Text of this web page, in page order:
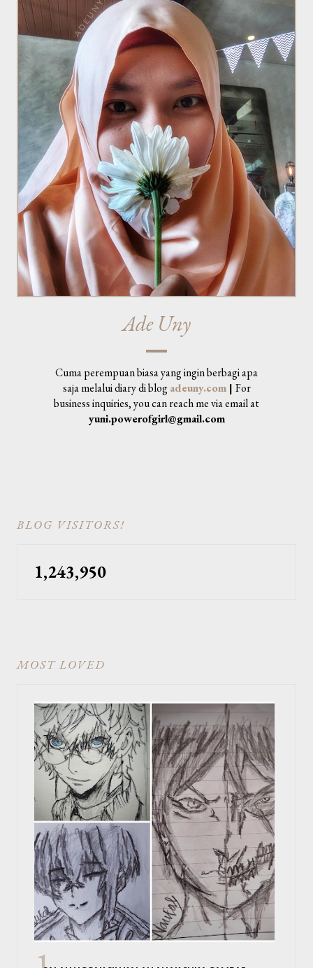
Ade Uny
Cuma perempuan biasa yang ingin berbagi apa
saja melalui diary di blogadeuny.com| For
business inquiries, you can reach me via email at
yuni.powerofgirl@gmail.com
BLOG VISITORS!
1,243,950
MOST LOVED